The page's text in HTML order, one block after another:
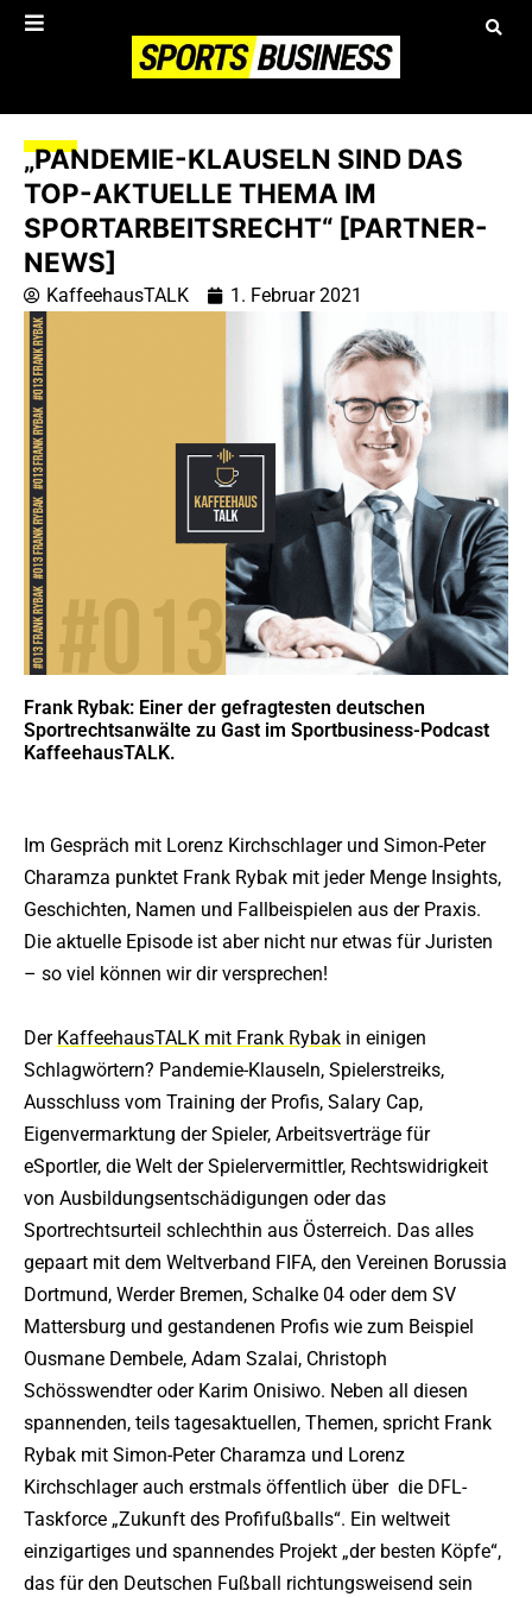
„PANDEMIE-KLAUSELN SIND DAS
TOP-AKTUELLE THEMA IM
SPORTARBEITSRECHT“ [PARTNER-
NEWS]
KaffeehausTALK 1. Februar 2021
Frank Rybak: Einer der gefragtesten deutschen
Sportrechtsanwälte zu Gast im Sportbusiness-Podcast
KaffeehausTALK.
Im Gespräch mit Lorenz Kirchschlager und Simon-Peter
Charamza punktet Frank Rybak mit jeder Menge Insights,
Geschichten, Namen und Fallbeispielen aus der Praxis.
Die aktuelle Episode ist aber nicht nur etwas für Juristen
– so viel können wir dir versprechen!
Der KaffeehausTALK mit Frank Rybak in einigen
Schlagwörtern? Pandemie-Klauseln, Spielerstreiks,
Ausschluss vom Training der Profis, Salary Cap,
Eigenvermarktung der Spieler, Arbeitsverträge für
eSportler, die Welt der Spielervermittler, Rechtswidrigkeit
von Ausbildungsentschädigungen oder das
Sportrechtsurteil schlechthin aus Österreich. Das alles
gepaart mit dem Weltverband FIFA, den Vereinen Borussia
Dortmund, Werder Bremen, Schalke 04 oder dem SV
Mattersburg und gestandenen Profis wie zum Beispiel
Ousmane Dembele, Adam Szalai, Christoph
Schösswendter oder Karim Onisiwo. Neben all diesen
spannenden, teils tagesaktuellen, Themen, spricht Frank
Rybak mit Simon-Peter Charamza und Lorenz
Kirchschlager auch erstmals öffentlich über die DFL-
Taskforce „Zukunft des Profifußballs“. Ein weltweit
einzigartiges und spannendes Projekt „der besten Köpfe“,
das für den Deutschen Fußball richtungsweisend sein